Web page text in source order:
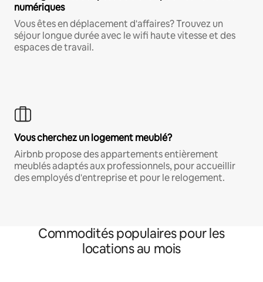
numériques
Vous êtes en déplacement d'affaires? Trouvez un
séjour longue durée avec le wifi haute vitesse et des
espaces de travail.
Vous cherchez un logement meublé?
Airbnb propose des appartements entièrement
meublés adaptés aux professionnels, pour accueillir
des employés d'entreprise et pour le relogement.
Commodités populaires pour les
locations au mois